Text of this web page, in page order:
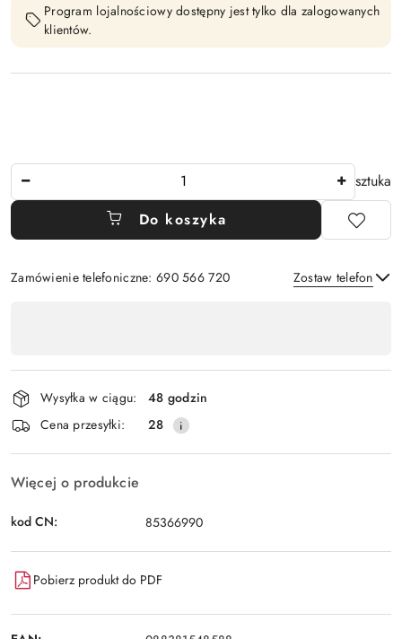
Program lojalnościowy dostępny jest tylko dla zalogowanych
klientów.
sztuka
Do koszyka
Zamówienie telefoniczne: 690 566 720 Zostaw telefon
płatność
i
dostawa
Wysyłka w ciągu:
48 godzin
Cena przesyłki:
28
Więcej o produkcie
kod CN: 85366990
Pobierz produkt do PDF